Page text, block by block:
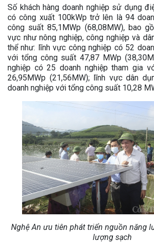
Số khách hàng doanh nghiệp sử dụng
có công xuất 100kWp trở lên là 94
công suất 85,1MWp (68,08MW), bao
vực như nông nghiệp, công nghiệp và
thể như: lĩnh vực công nghiệp có 52
với tổng công suất 47,87 MWp
nghiệp có 25 doanh nghiệp tham gia
26,95MWp (21,56MW); lĩnh vực dân
doanh nghiệp với tổng công suất 10,28
Nghệ An ưu tiên phát triển nguồn năng
lượng sạch